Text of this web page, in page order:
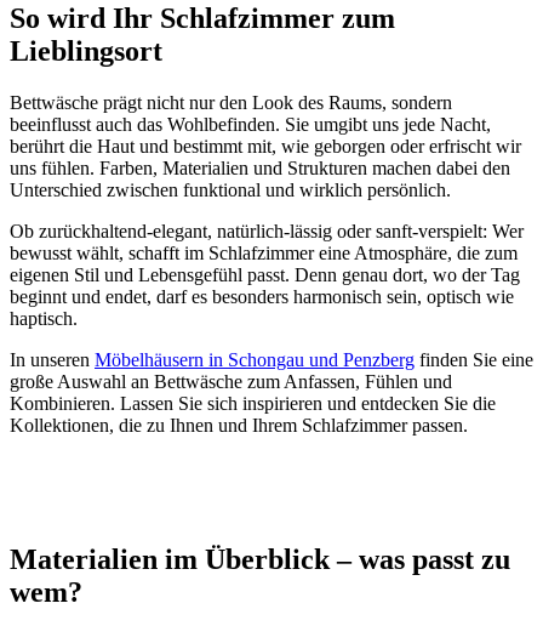
So wird Ihr Schlafzimmer zum
Lieblingsort
Bettwäsche prägt nicht nur den Look des Raums, sondern
beeinflusst auch das Wohlbefinden. Sie umgibt uns jede Nacht,
berührt die Haut und bestimmt mit, wie geborgen oder erfrischt wir
uns fühlen. Farben, Materialien und Strukturen machen dabei den
Unterschied zwischen funktional und wirklich persönlich.
Ob zurückhaltend-elegant, natürlich-lässig oder sanft-verspielt: Wer
bewusst wählt, schafft im Schlafzimmer eine Atmosphäre, die zum
eigenen Stil und Lebensgefühl passt. Denn genau dort, wo der Tag
beginnt und endet, darf es besonders harmonisch sein, optisch wie
haptisch.
In unseren Möbelhäusern in Schongau und Penzberg finden Sie eine
große Auswahl an Bettwäsche zum Anfassen, Fühlen und
Kombinieren. Lassen Sie sich inspirieren und entdecken Sie die
Kollektionen, die zu Ihnen und Ihrem Schlafzimmer passen.
Materialien im Überblick – was passt zu
wem?